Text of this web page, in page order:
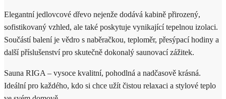
Elegantní jedlovcové dřevo nejenže dodává kabině přirozený,
sofistikovaný vzhled, ale také poskytuje vynikající tepelnou izolaci.
Součástí balení je vědro s naběračkou, teploměr, přesýpací hodiny a
další příslušenství pro skutečně dokonalý saunovací zážitek.
Sauna RIGA – vysoce kvalitní, pohodlná a nadčasově krásná.
Ideální pro každého, kdo si chce užít čistou relaxaci a stylové teplo